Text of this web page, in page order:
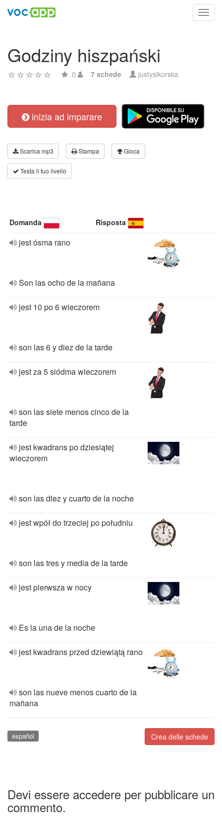
Godziny hiszpański
0 7 schede justysikorska
inizia ad imparare
Scarica mp3 Stampa Gioca
Testa il tuo livello
Domanda Risposta
jest ósma rano
Son las ocho de la mañana
jest 10 po 6 wieczorem
son las 6 y diez de la tarde
jest za 5 siódma wieczorem
son las siete menos cinco de la
tarde
jest kwadrans po dziesiątej
wieczorem
son las diez y cuarto de la noche
jest wpół do trzeciej po południu
son las tres y media de la tarde
jest pierwsza w nocy
Es la una de la noche
jest kwadrans przed dziewiątą rano
son las nueve menos cuarto de la
mañana
Crea delle schede
español
Devi essere accedere per pubblicare un
commento.